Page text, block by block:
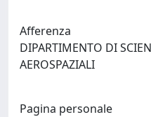
Afferenza
DIPARTIMENTO DI
AEROSPAZIALI
Pagina personale